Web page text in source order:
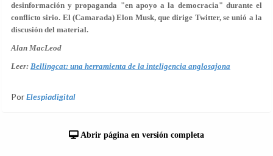
desinformación y propaganda "en apoyo a la democracia" durante el
conflicto sirio. El (Camarada) Elon Musk, que dirige Twitter, se unió a la
discusión del material.
Alan MacLeod
Leer: Bellingcat: una herramienta de la inteligencia anglosajona
PorElespiadigital
Abrir página en versión completa